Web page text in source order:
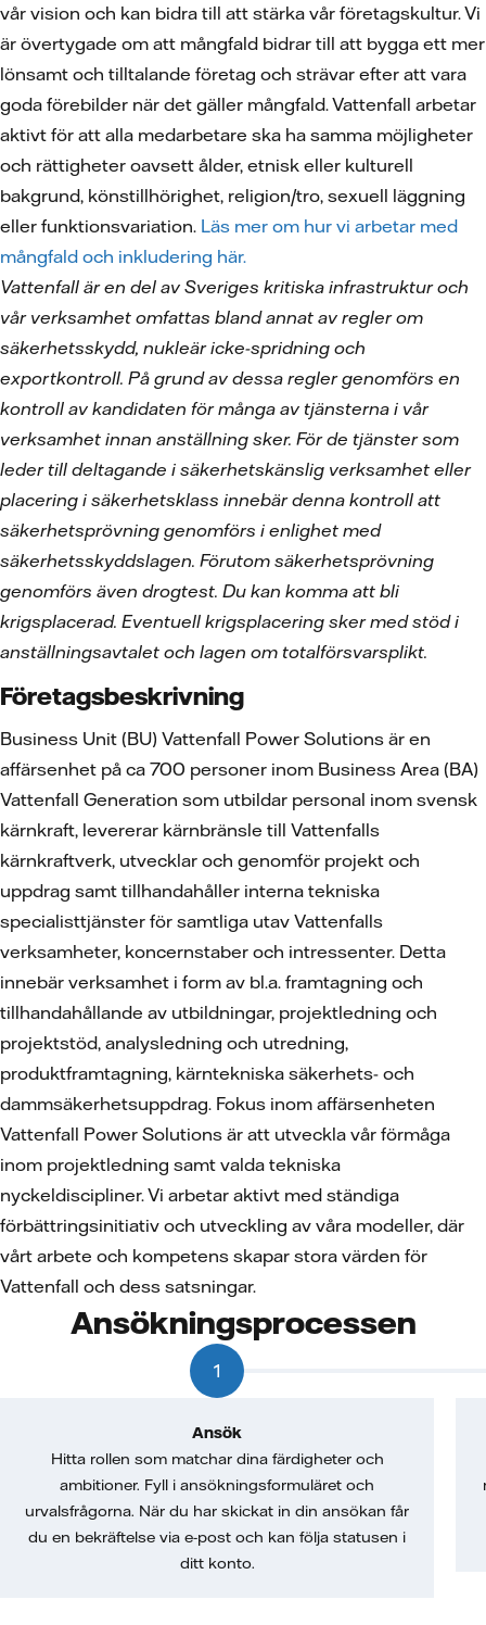
vår vision och kan bidra till att stärka vår företagskultur. Vi
är övertygade om att mångfald bidrar till att bygga ett mer
lönsamt och tilltalande företag och strävar efter att vara
goda förebilder när det gäller mångfald. Vattenfall arbetar
aktivt för att alla medarbetare ska ha samma möjligheter
och rättigheter oavsett ålder, etnisk eller kulturell
bakgrund, könstillhörighet, religion/tro, sexuell läggning
eller funktionsvariation. Läs mer om hur vi arbetar med
mångfald och inkludering här.
Vattenfall är en del av Sveriges kritiska infrastruktur och
vår verksamhet omfattas bland annat av regler om
säkerhetsskydd, nukleär icke-spridning och
exportkontroll. På grund av dessa regler genomförs en
kontroll av kandidaten för många av tjänsterna i vår
verksamhet innan anställning sker. För de tjänster som
leder till deltagande i säkerhetskänslig verksamhet eller
placering i säkerhetsklass innebär denna kontroll att
säkerhetsprövning genomförs i enlighet med
säkerhetsskyddslagen. Förutom säkerhetsprövning
genomförs även drogtest. Du kan komma att bli
krigsplacerad. Eventuell krigsplacering sker med stöd i
anställningsavtalet och lagen om totalförsvarsplikt.
Företagsbeskrivning
Business Unit (BU) Vattenfall Power Solutions är en
affärsenhet på ca 700 personer inom Business Area (BA)
Vattenfall Generation som utbildar personal inom svensk
kärnkraft, levererar kärnbränsle till Vattenfalls
kärnkraftverk, utvecklar och genomför projekt och
uppdrag samt tillhandahåller interna tekniska
specialisttjänster för samtliga utav Vattenfalls
verksamheter, koncernstaber och intressenter. Detta
innebär verksamhet i form av bl.a. framtagning och
tillhandahållande av utbildningar, projektledning och
projektstöd, analysledning och utredning,
produktframtagning, kärntekniska säkerhets- och
dammsäkerhetsuppdrag. Fokus inom affärsenheten
Vattenfall Power Solutions är att utveckla vår förmåga
inom projektledning samt valda tekniska
nyckeldiscipliner. Vi arbetar aktivt med ständiga
förbättringsinitiativ och utveckling av våra modeller, där
vårt arbete och kompetens skapar stora värden för
Vattenfall och dess satsningar.
Ansökningsprocessen
1
Ansök
Hitta rollen som matchar dina färdigheter och
ambitioner. Fyll i ansökningsformuläret och
urvalsfrågorna. När du har skickat in din ansökan får
du en bekräftelse via e-post och kan följa statusen i
ditt konto.